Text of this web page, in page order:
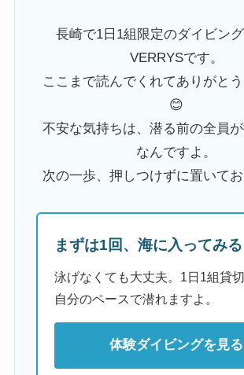
長崎で1日1組限定のダイビン
VERRYSです。
ここまで読んでくれてありがと
😊
不安な気持ちは、潜る前の全員
なんですよ。
次の一歩、押しつけずに置いて
まずは1回、海に入ってみる
泳げなくても大丈夫。1日1組貸切
自分のペースで潜れますよ。
体験ダイビングを見る